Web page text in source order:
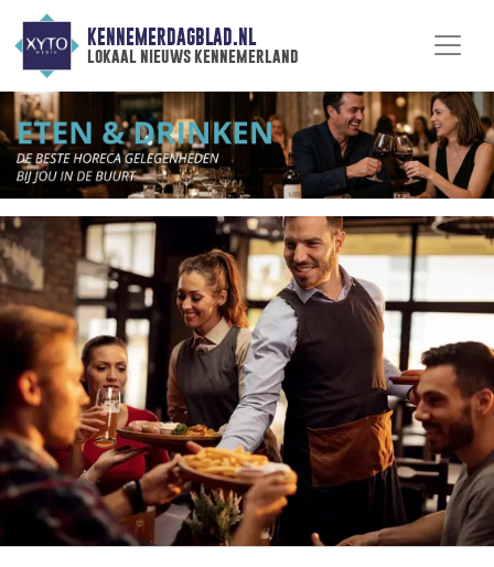
KENNEMERDAGBLAD.NL
lokaal nieuws kennemerland